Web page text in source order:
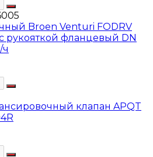
Broen Venturi FODRV
рукояткой фланцевый DN
ч
клапан APQT